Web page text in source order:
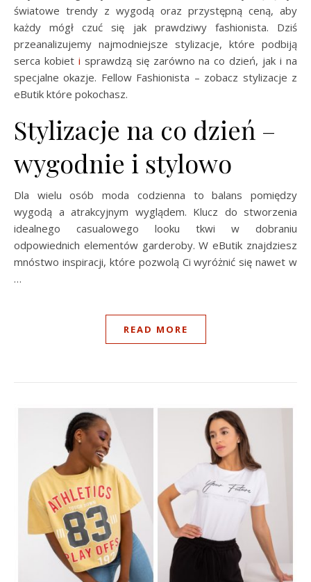
światowe trendy z wygodą oraz przystępną ceną, aby
każdy mógł czuć się jak prawdziwy fashionista. Dziś
przeanalizujemy najmodniejsze stylizacje, które podbiją
serca kobiet i sprawdzą się zarówno na co dzień, jak i na
specjalne okazje. Fellow Fashionista – zobacz stylizacje z
eButik które pokochasz.
Stylizacje na co dzień –
wygodnie i stylowo
Dla wielu osób moda codzienna to balans pomiędzy
wygodą a atrakcyjnym wyglądem. Klucz do stworzenia
idealnego casualowego looku tkwi w dobraniu
odpowiednich elementów garderoby. W eButik znajdziesz
mnóstwo inspiracji, które pozwolą Ci wyróżnić się nawet w
…
READ MORE